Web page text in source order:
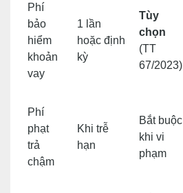
Phí
bảo
hiểm
khoản
vay
1 lần
hoặc định
kỳ
Tùy
chọn
(TT
67/2023)
Phí
phạt
trả
chậm
Khi trễ
hạn
Bắt buộc
khi vi
phạm